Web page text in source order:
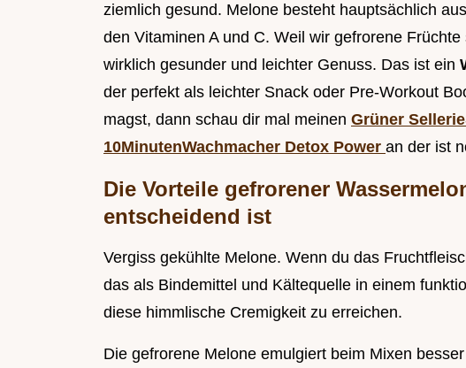
ziemlich gesund. Melone besteht hauptsächlich
den Vitaminen A und C. Weil wir gefrorene
wirklich gesunder und leichter Genuss. Das ist ein
der perfekt als leichter Snack oder Pre-Workout
magst, dann schau dir mal meinen Grüner
10MinutenWachmacher Detox Power an der ist
Die Vorteile gefrorener
entscheidend ist
Vergiss gekühlte Melone. Wenn du das
das als Bindemittel und Kältequelle in einem
diese himmlische Cremigkeit zu erreichen.
Die gefrorene Melone emulgiert beim Mixen